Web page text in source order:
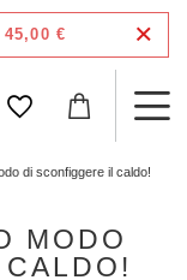
45,00 €
di sconfiggere il caldo!
MODO